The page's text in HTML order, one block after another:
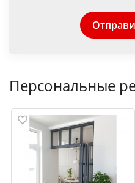
Персональные